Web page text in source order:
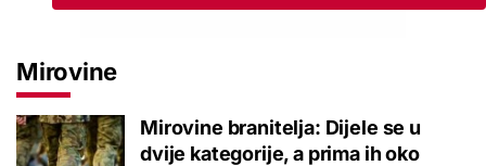
Mirovine
Mirovine branitelja: Dijele se u
dvije kategorije, a prima ih oko